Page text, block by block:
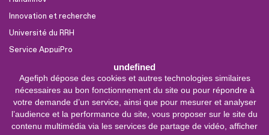
undefined
Agefiph dépose des cookies et autres technologies similaires
nécessaires au bon fonctionnement du site ou pour répondre à
votre demande d’un service, ainsi que pour mesurer et analyser
l’audience et la performance du site, vous proposer sur le site du
contenu multimédia via les services de partage de vidéo, afficher
Innovation et recherche
Université du RRH
Service AppuiPro
Nous suivre
Youtube
Linkedin